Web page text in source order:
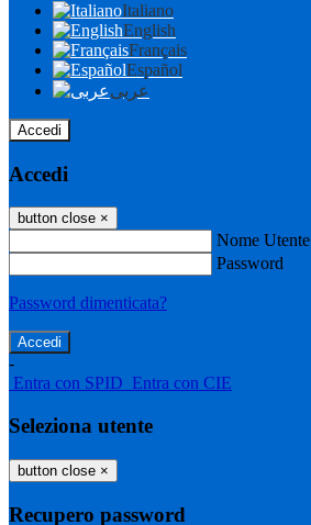
Italiano
English
Français
Español
عربى
Accedi
Accedi
button close ×
Nome Utente
Password
Password dimenticata?
-
Entra con SPID Entra con CIE
Seleziona utente
button close ×
Recupero password